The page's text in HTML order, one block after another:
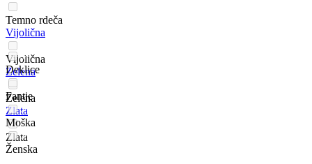
Temno rdeča
Vijolična
Vijolična
Zelena
Zelena
Zlata
Zlata
Deklice
Fantje
Moška
Ženska